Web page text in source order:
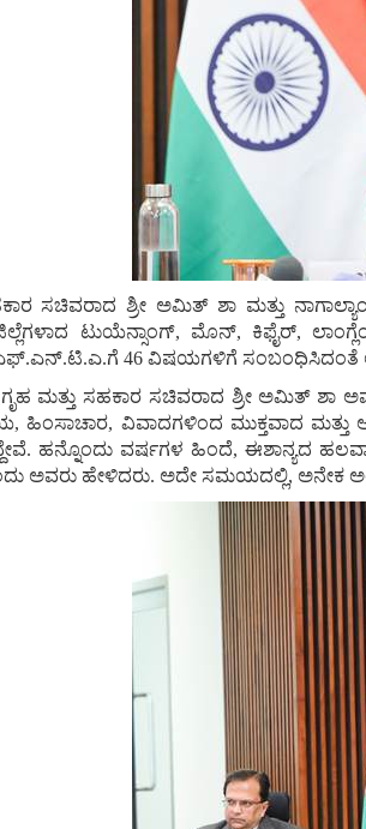
ಸಚಿವರಾದ ಶ್ರೀ ಅಮಿತ್‌ ಶಾ ಮತ್ತು
ಟುಯೆನ್ಸಾಂಗ್‌, ಮೊನ್‌, ಕಿಫೈರ್‌,
ಎಫ್‌.ಎನ್‌.ಟಿ.ಎ.ಗೆ 46 ವಿಷಯಗಳಿಗೆ ಸಂಬಂಧಿಸಿದಂತೆ
ಮತ್ತು ಸಹಕಾರ ಸಚಿವರಾದ ಶ್ರೀ ಅಮಿತ್‌ ಶಾ
ವಿವಾದಗಳಿಂದ ಮುಕ್ತವಾದ ಮತ್ತು
ಹನ್ನೊಂದು ವರ್ಷಗಳ ಹಿಂದೆ, ಈಶಾನ್ಯದ
ಅವರು ಹೇಳಿದರು. ಅದೇ ಸಮಯದಲ್ಲಿ, ಅನೇಕ